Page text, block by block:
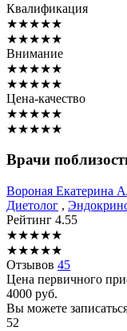
Квалификация
★★★★★
★★★★★
Внимание
★★★★★
★★★★★
Цена-качество
★★★★★
★★★★★
Врачи
Вороная Екатерина
Диетолог ,
Рейтинг 4.55
★★★★★
★★★★★
Отзывов 45
Цена первичного
4000 руб.
Вы можете
52